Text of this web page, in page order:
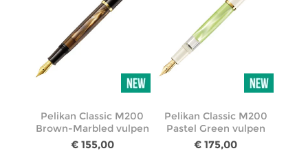
Pelikan Classic M200
Brown-Marbled vulpen
€ 155,00
Pelikan Classic M200
Pastel Green vulpen
€ 175,00